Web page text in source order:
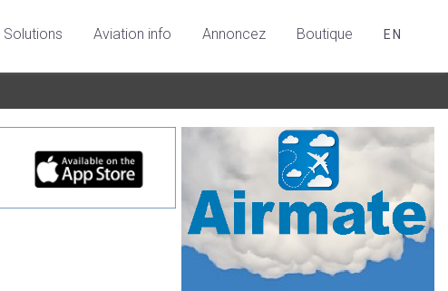
Solutions Aviation info Annoncez Boutique EN